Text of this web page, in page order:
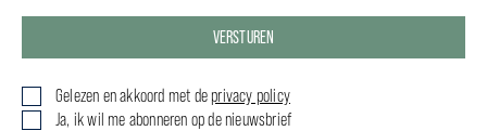
VERSTUREN
Gelezen en akkoord met de privacy policy
Ja, ik wil me abonneren op de nieuwsbrief